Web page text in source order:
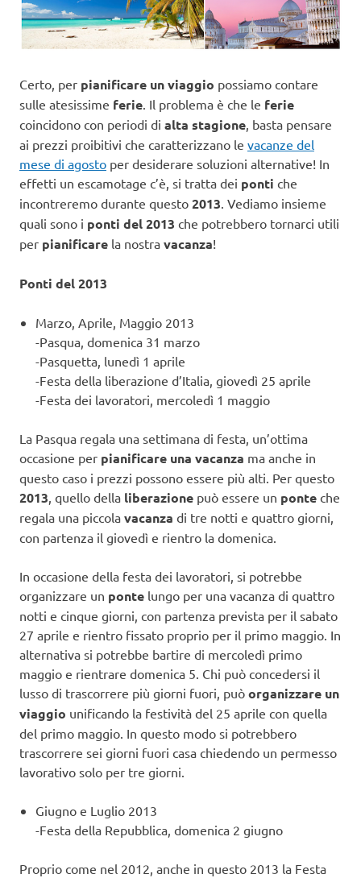
Certo, per pianificare un viaggio possiamo contare
sulle atesissime ferie. Il problema è che le ferie
coincidono con periodi di alta stagione, basta pensare
ai prezzi proibitivi che caratterizzano le vacanze del
mese di agosto per desiderare soluzioni alternative! In
effetti un escamotage c’è, si tratta dei ponti che
incontreremo durante questo 2013. Vediamo insieme
quali sono i ponti del 2013 che potrebbero tornarci utili
per pianificare la nostra vacanza!
Ponti del 2013
Marzo, Aprile, Maggio 2013
-Pasqua, domenica 31 marzo
-Pasquetta, lunedì 1 aprile
-Festa della liberazione d’Italia, giovedì 25 aprile
-Festa dei lavoratori, mercoledì 1 maggio
La Pasqua regala una settimana di festa, un’ottima
occasione per pianificare una vacanza ma anche in
questo caso i prezzi possono essere più alti. Per questo
2013, quello della liberazione può essere un ponte che
regala una piccola vacanza di tre notti e quattro giorni,
con partenza il giovedì e rientro la domenica.
In occasione della festa dei lavoratori, si potrebbe
organizzare un ponte lungo per una vacanza di quattro
notti e cinque giorni, con partenza prevista per il sabato
27 aprile e rientro fissato proprio per il primo maggio. In
alternativa si potrebbe bartire di mercoledì primo
maggio e rientrare domenica 5. Chi può concedersi il
lusso di trascorrere più giorni fuori, può organizzare un
viaggio unificando la festività del 25 aprile con quella
del primo maggio. In questo modo si potrebbero
trascorrere sei giorni fuori casa chiedendo un permesso
lavorativo solo per tre giorni.
Giugno e Luglio 2013
-Festa della Repubblica, domenica 2 giugno
Proprio come nel 2012, anche in questo 2013 la Festa